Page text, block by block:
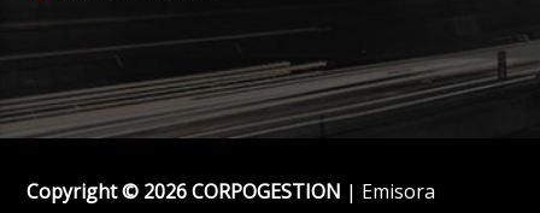
Copyright © 2026 CORPOGESTION | Emisora